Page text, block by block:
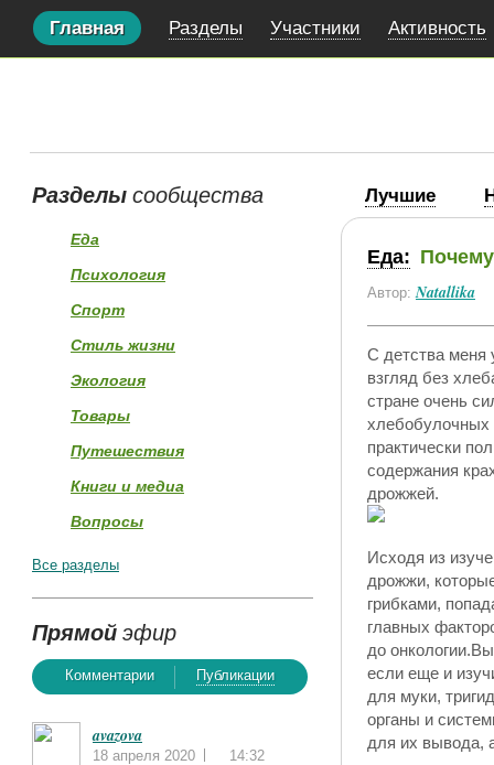
Главная Разделы Участники Активность
Лучшие
Еда:
Автор: Natallika
С детства меня
взгляд без
стране очень
хлебобулочных
практически
содержания
дрожжей.
Исходя из
дрожжи,
грибками,
главных
до
если еще и
для муки,
органы и
для их вывода,
Разделысообщества
Еда
Психология
Спорт
Стиль жизни
Экология
Товары
Путешествия
Книги и медиа
Вопросы
Все разделы
Прямойэфир
Комментарии Публикации
avazova
18 апреля 2020
14:32